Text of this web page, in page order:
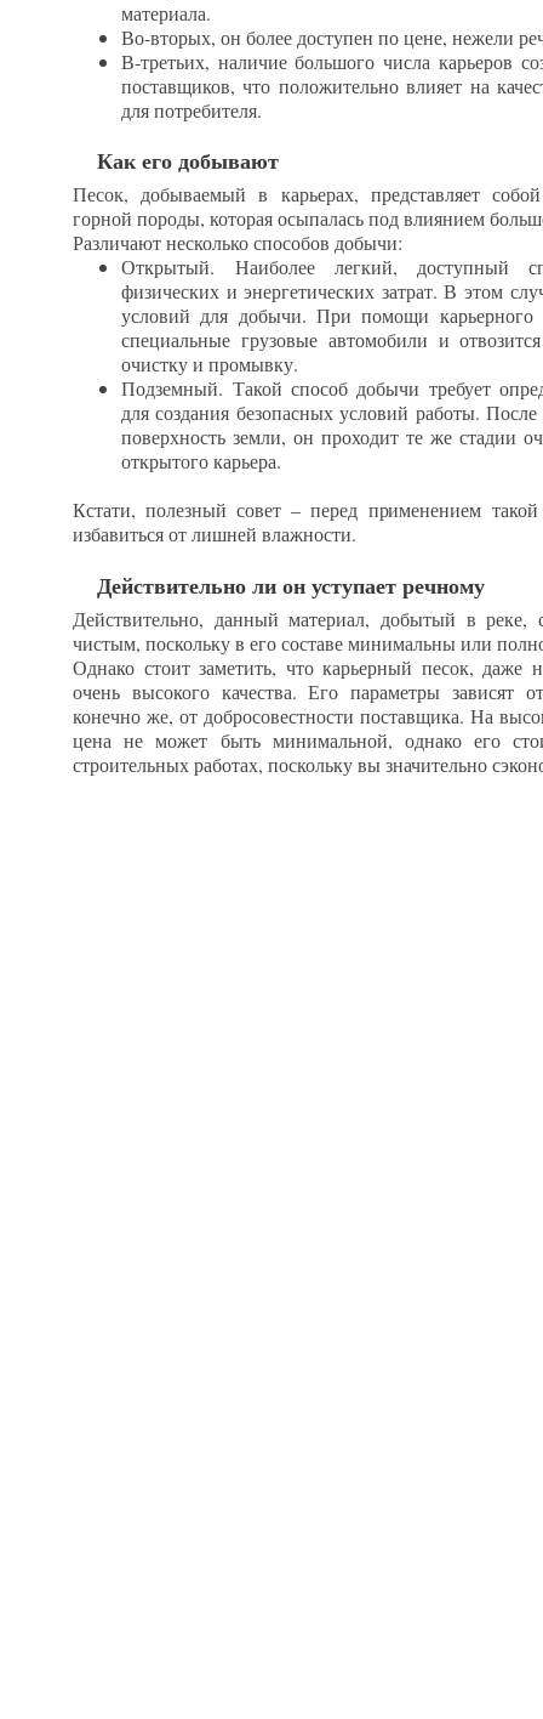
материала.
Во-вторых, он более доступен по цене, нежели
В-третьих, наличие большого числа карьеров
поставщиков, что положительно влияет на
для потребителя.
Как его добывают
Песок, добываемый в карьерах, представляет
горной породы, которая осыпалась под влиянием
Различают несколько способов добычи:
Открытый. Наиболее легкий, доступный
физических и энергетических затрат. В этом
условий для добычи. При помощи карьерного
специальные грузовые автомобили и
очистку и промывку.
Подземный. Такой способ добычи требует
для создания безопасных условий работы.
поверхность земли, он проходит те же стадии
открытого карьера.
Кстати, полезный совет – перед применением
избавиться от лишней влажности.
Действительно ли он уступает речному
Действительно, данный материал, добытый в реке,
чистым, поскольку в его составе минимальны или
Однако стоит заметить, что карьерный песок,
очень высокого качества. Его параметры зависят
конечно же, от добросовестности поставщика. На
цена не может быть минимальной, однако его
строительных работах, поскольку вы значительно